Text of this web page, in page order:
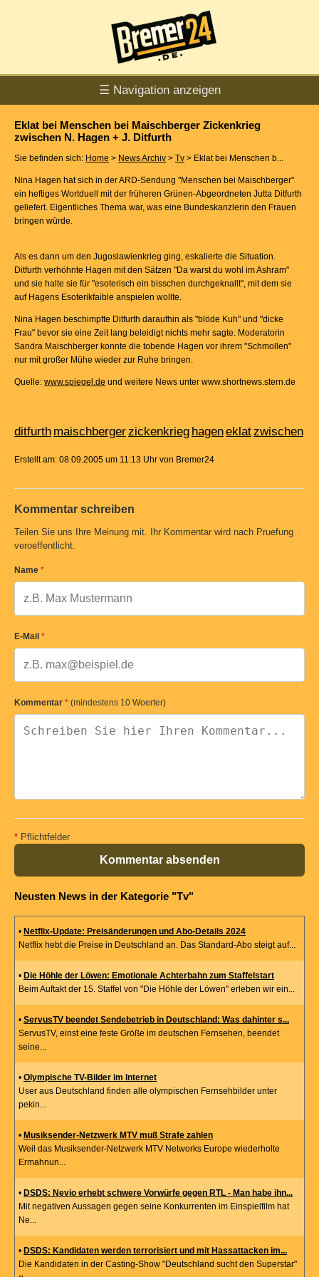
☰ Navigation anzeigen
Eklat bei Menschen bei Maischberger Zickenkrieg
zwischen N. Hagen + J. Ditfurth
Sie befinden sich: Home > News Archiv > Tv > Eklat bei Menschen b...
Nina Hagen hat sich in der ARD-Sendung "Menschen bei Maischberger"
ein heftiges Wortduell mit der früheren Grünen-Abgeordneten Jutta Ditfurth
geliefert. Eigentliches Thema war, was eine Bundeskanzlerin den Frauen
bringen würde.
Als es dann um den Jugoslawienkrieg ging, eskalierte die Situation.
Ditfurth verhöhnte Hagen mit den Sätzen "Da warst du wohl im Ashram"
und sie halte sie für "esoterisch ein bisschen durchgeknallt", mit dem sie
auf Hagens Esoterikfaible anspielen wollte.
Nina Hagen beschimpfte Ditfurth daraufhin als "blöde Kuh" und "dicke
Frau" bevor sie eine Zeit lang beleidigt nichts mehr sagte. Moderatorin
Sandra Maischberger konnte die tobende Hagen vor ihrem "Schmollen"
nur mit großer Mühe wieder zur Ruhe bringen.
Quelle: www.spiegel.de und weitere News unter www.shortnews.stern.de
ditfurth maischbergerzickenkrieg hageneklatzwischen
Erstellt am: 08.09.2005 um 11:13 Uhr von Bremer24
Kommentar schreiben
Teilen Sie uns Ihre Meinung mit. Ihr Kommentar wird nach Pruefung
veroeffentlicht.
Name *
E-Mail *
Kommentar * (mindestens 10 Woerter)
* Pflichtfelder
Kommentar absenden
Neusten News in der Kategorie "Tv"
• Netflix-Update: Preisänderungen und Abo-Details 2024
Netflix hebt die Preise in Deutschland an. Das Standard-Abo steigt auf...
• Die Höhle der Löwen: Emotionale Achterbahn zum Staffelstart
Beim Auftakt der 15. Staffel von "Die Höhle der Löwen" erleben wir ein...
• ServusTV beendet Sendebetrieb in Deutschland: Was dahinter s...
ServusTV, einst eine feste Größe im deutschen Fernsehen, beendet
seine...
• Olympische TV-Bilder im Internet
User aus Deutschland finden alle olympischen Fernsehbilder unter
pekin...
• Musiksender-Netzwerk MTV muß Strafe zahlen
Weil das Musiksender-Netzwerk MTV Networks Europe wiederholte
Ermahnun...
• DSDS: Nevio erhebt schwere Vorwürfe gegen RTL - Man habe ihn...
Mit negativen Aussagen gegen seine Konkurrenten im Einspielfilm hat
Ne...
• DSDS: Kandidaten werden terrorisiert und mit Hassattacken im...
Die Kandidaten in der Casting-Show "Deutschland sucht den Superstar"